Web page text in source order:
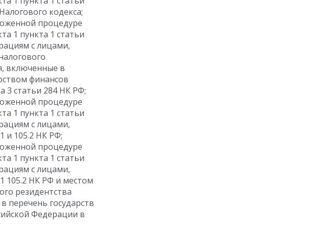
кодекса;
процедуре
1 пункта 1 статьи
с лицами,
включенные в
финансов
3 статьи 284 НК РФ;
процедуре
1 пункта 1 статьи
с лицами,
и 105.2 НК РФ;
процедуре
1 пункта 1 статьи
с лицами,
105.2 НК РФ и местом
резидентства
перечень государств
Федерации в